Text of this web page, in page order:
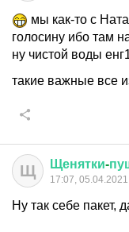
мы как-то с
голосину ибо там
ну чистой воды
такие важные все
Щ Щенятки-
17:07, 05.04.2021
Ну так себе пакет,